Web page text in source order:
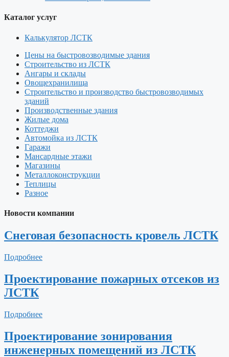
Каталог услуг
Калькулятор ЛСТК
Цены на быстровозводимые здания
Строительство из ЛСТК
Ангары и склады
Овощехранилища
Строительство и производство быстровозводимых
зданий
Производственные здания
Жилые дома
Коттеджи
Автомойка из ЛСТК
Гаражи
Мансардные этажи
Магазины
Металлоконструкции
Теплицы
Разное
Новости компании
Снеговая безопасность кровель ЛСТК
Подробнее
Проектирование пожарных отсеков из
ЛСТК
Подробнее
Проектирование зонирования
инженерных помещений из ЛСТК